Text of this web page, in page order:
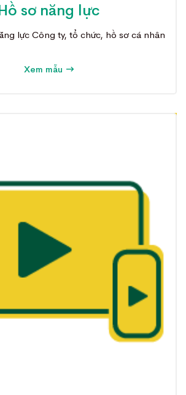
sơ năng lực
lực Công ty, tổ chức, hồ sơ cá nhân
Xem mẫu